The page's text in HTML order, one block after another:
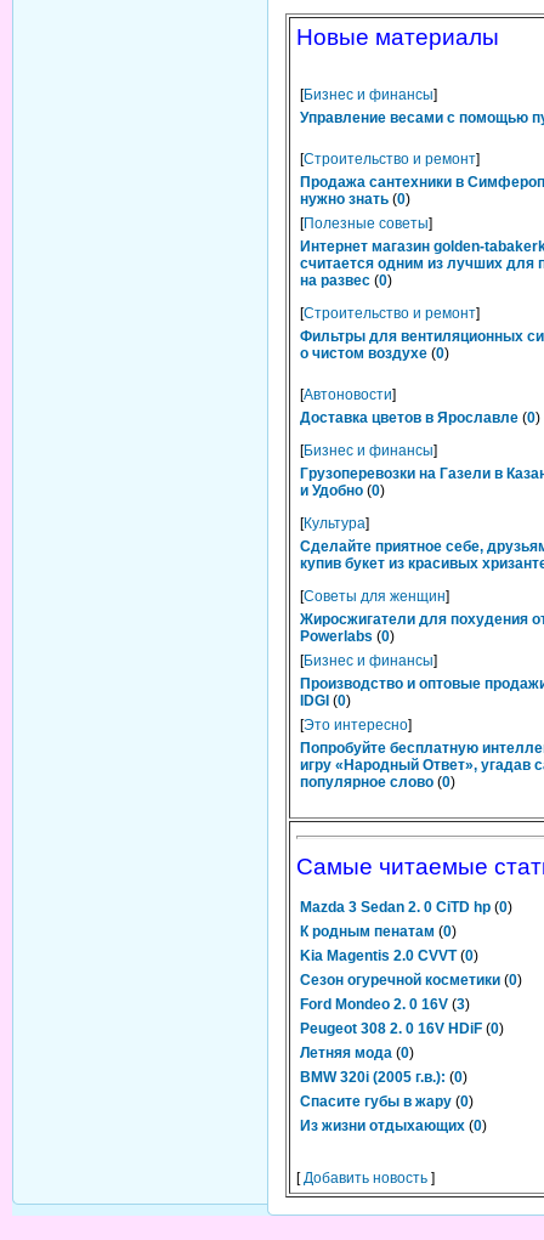
Новые материалы
[Бизнес и финансы]
Управление весами с помощью
[Строительство и ремонт]
Продажа сантехники в
нужно знать (0)
[Полезные советы]
Интернет магазин golden-
считается одним из лучших для
на развес (0)
[Строительство и ремонт]
Фильтры для вентиляционных
о чистом воздухе (0)
[Автоновости]
Доставка цветов в Ярославле (0)
[Бизнес и финансы]
Грузоперевозки на Газели в
и Удобно (0)
[Культура]
Сделайте приятное себе,
купив букет из красивых
[Советы для женщин]
Жиросжигатели для похудения
Powerlabs (0)
[Бизнес и финансы]
Производство и оптовые
IDGI (0)
[Это интересно]
Попробуйте бесплатную
игру «Народный Ответ», угадав
популярное слово (0)
Самые читаемые
Mazda 3 Sedan 2. 0 CiTD hp (0)
К родным пенатам (0)
Kia Magentis 2.0 CVVT (0)
Сезон огуречной косметики (0)
Ford Mondeo 2. 0 16V (3)
Peugeot 308 2. 0 16V HDiF (0)
Летняя мода (0)
BMW 320i (2005 г.в.): (0)
Спасите губы в жару (0)
Из жизни отдыхающих (0)
[Добавить новость ]